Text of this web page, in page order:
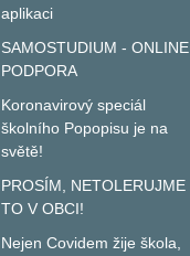
aplikaci
SAMOSTUDIUM - ONLINE
PODPORA
Koronavirový speciál
školního Popopisu je na
světě!
PROSÍM, NETOLERUJME
TO V OBCI!
Nejen Covidem žije škola,